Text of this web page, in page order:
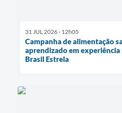
31 JUL 2026 - 12h05
Campanha de alimentação
aprendizado em experiência
Brasil Estrela